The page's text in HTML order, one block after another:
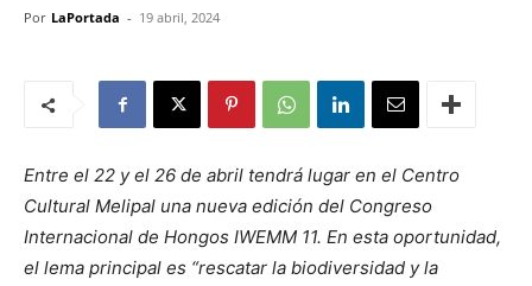
Por LaPortada - 19 abril, 2024
Entre el 22 y el 26 de abril tendrá lugar en el Centro
Cultural Melipal una nueva edición del Congreso
Internacional de Hongos IWEMM 11. En esta oportunidad,
el lema principal es “rescatar la biodiversidad y la